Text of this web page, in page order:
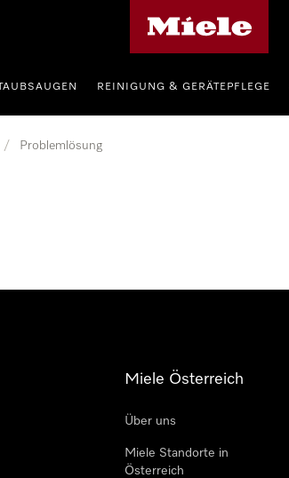
REINIGUNG & GERÄTEPFLEGE
/ Problemlösung
Miele Österreich
Über uns
Miele Standorte in
Österreich